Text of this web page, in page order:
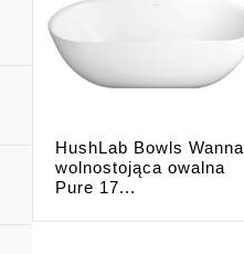
HushLab Bowls Wanna
wolnostojąca owalna
Pure 17...